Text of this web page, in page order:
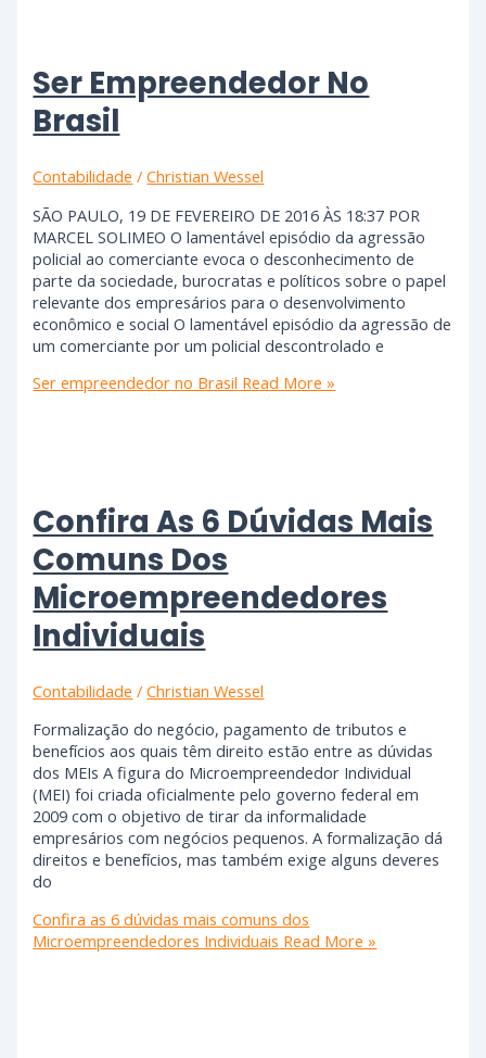
Ser Empreendedor No
Brasil
Contabilidade /Christian Wessel
SÃO PAULO, 19 DE FEVEREIRO DE 2016 ÀS 18:37 POR
MARCEL SOLIMEO O lamentável episódio da agressão
policial ao comerciante evoca o desconhecimento de
parte da sociedade, burocratas e políticos sobre o papel
relevante dos empresários para o desenvolvimento
econômico e social O lamentável episódio da agressão de
um comerciante por um policial descontrolado e
Ser empreendedor no Brasil Read More »
Confira As 6 Dúvidas Mais
Comuns Dos
Microempreendedores
Individuais
Contabilidade /Christian Wessel
Formalização do negócio, pagamento de tributos e
benefícios aos quais têm direito estão entre as dúvidas
dos MEIs A figura do Microempreendedor Individual
(MEI) foi criada oficialmente pelo governo federal em
2009 com o objetivo de tirar da informalidade
empresários com negócios pequenos. A formalização dá
direitos e benefícios, mas também exige alguns deveres
do
Confira as 6 dúvidas mais comuns dos
Microempreendedores Individuais Read More »